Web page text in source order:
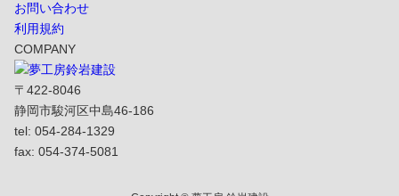
お問い合わせ
利用規約
COMPANY
〒422-8046
静岡市駿河区中島46-186
tel: 054-284-1329
fax: 054-374-5081